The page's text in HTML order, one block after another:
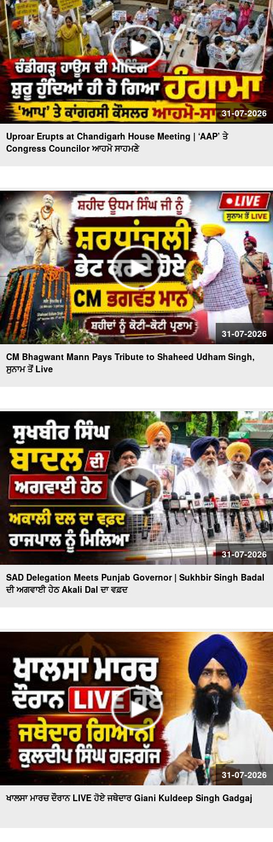
31-07-2026
Uproar Erupts at Chandigarh House Meeting | ‘AAP’ ਤੇ
Congress Councilor ਆਹਮੋ ਸਾਹਮਣੇ
31-07-2026
CM Bhagwant Mann Pays Tribute to Shaheed Udham Singh,
ਸੁਨਾਮ ਤੋਂ Live
31-07-2026
SAD Delegation Meets Punjab Governor | Sukhbir Singh Badal
ਦੀ ਅਗਵਾਈ ਹੇਠ Akali Dal ਦਾ ਵਫ਼ਦ
31-07-2026
ਖਾਲਸਾ ਮਾਰਚ ਦੌਰਾਨ LIVE ਹੋਏ ਜਥੇਦਾਰ Giani Kuldeep Singh Gadgaj